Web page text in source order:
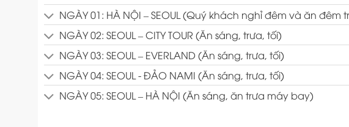
NGÀY 01: HÀ NỘI – SEOUL (Quý khách nghỉ đêm và ăn đêm
NGÀY 02: SEOUL – CITY TOUR (Ăn sáng, trưa, tối)
NGÀY 03: SEOUL – EVERLAND (Ăn sáng, trưa, tối)
NGÀY 04: SEOUL - ĐẢO NAMI (Ăn sáng, trưa, tối)
NGÀY 05: SEOUL – HÀ NỘI (Ăn sáng, ăn trưa máy bay)